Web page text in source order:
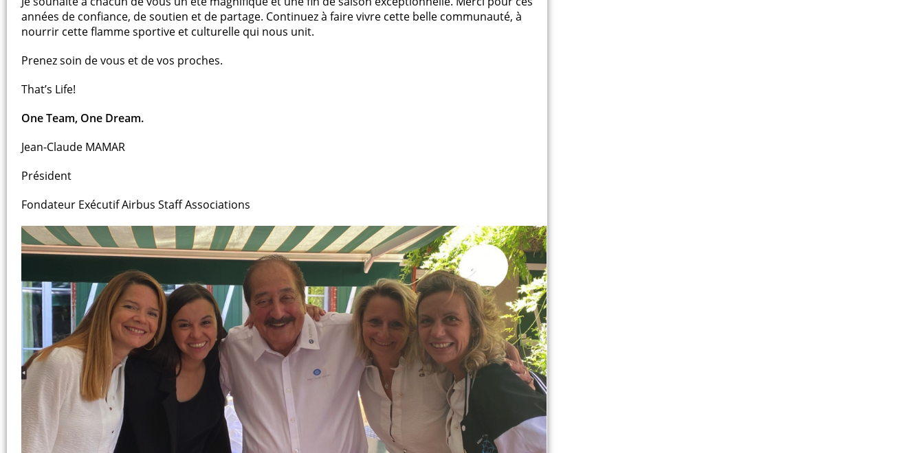
années de confiance, de soutien et de partage. Continuez à faire vivre cette belle communauté, à
nourrir cette flamme sportive et culturelle qui nous unit.
Prenez soin de vous et de vos proches.
That’s Life!
One Team, One Dream.
Jean-Claude MAMAR
Président
Fondateur Exécutif Airbus Staff Associations